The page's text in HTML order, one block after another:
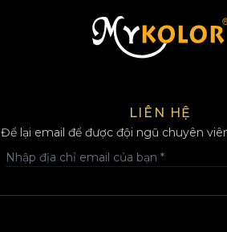
LIÊN HỆ
Để lại email để được đội ngũ chuyên